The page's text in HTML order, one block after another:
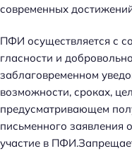
современных
ПФИ осуществляется с
гласности и
заблаговременном
возможности, сроках,
предусматривающем
письменного заявления
участие в